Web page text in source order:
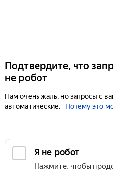
Подтвердите, что
не робот
Нам очень жаль, но запросы с
автоматические.
Почему это